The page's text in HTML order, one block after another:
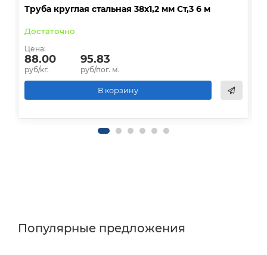
Труба круглая стальная 38х1,2 мм Ст,3 6 м
Достаточно
Цена:
88.00
руб/кг.
95.83
руб/пог. м.
В корзину
Популярные предложения